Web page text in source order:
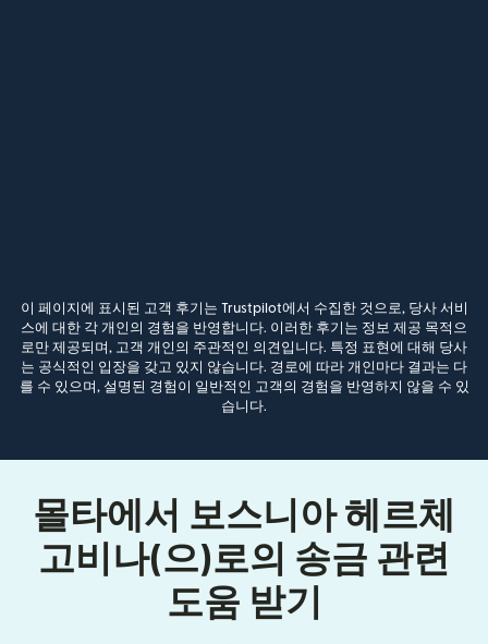
이 페이지에 표시된 고객 후기는 Trustpilot에서 수집한 것으로, 당사 서비
스에 대한 각 개인의 경험을 반영합니다. 이러한 후기는 정보 제공 목적으
로만 제공되며, 고객 개인의 주관적인 의견입니다. 특정 표현에 대해 당사
는 공식적인 입장을 갖고 있지 않습니다. 경로에 따라 개인마다 결과는 다
를 수 있으며, 설명된 경험이 일반적인 고객의 경험을 반영하지 않을 수 있
습니다.
몰타에서 보스니아 헤르체
고비나(으)로의 송금 관련
도움 받기